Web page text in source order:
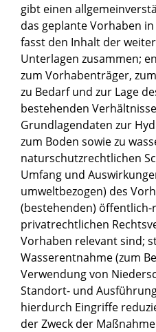
gibt einen
das geplante Vorhaben
fasst den Inhalt der
Unterlagen zusammen;
zum Vorhabenträger,
zu Bedarf und zur Lage
bestehenden
Grundlagendaten zur
zum Boden sowie zu
naturschutzrechtlichen
Umfang und
umweltbezogen) des
(bestehenden)
privatrechtlichen
Vorhaben relevant sind;
Wasserentnahme (zum
Verwendung von
Standort- und
hierdurch Eingriffe
der Zweck der